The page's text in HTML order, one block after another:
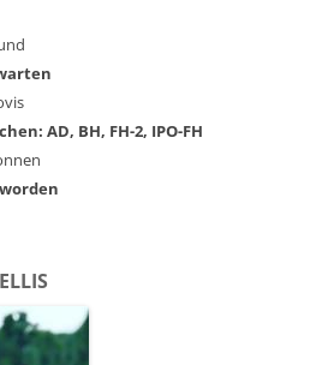
AD, BH, FH-2, IPO-FH